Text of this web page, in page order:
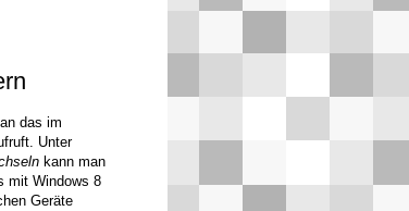
das im
Unter
kann man
mit Windows 8
Geräte